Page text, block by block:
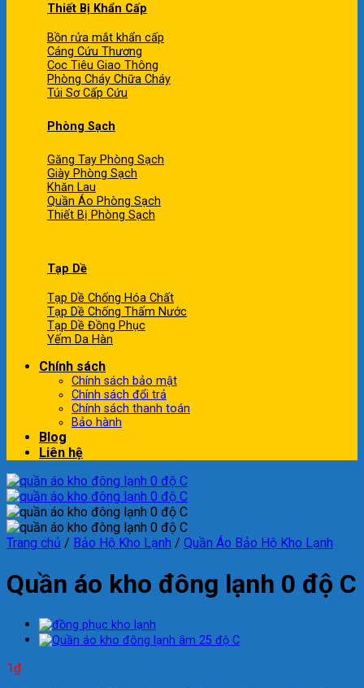
Thiết Bị Khẩn Cấp
Bồn rửa mắt khẩn cấp
Cáng Cứu Thương
Cọc Tiêu Giao Thông
Phòng Cháy Chữa Cháy
Túi Sơ Cấp Cứu
Phòng Sạch
Găng Tay Phòng Sạch
Giày Phòng Sạch
Khăn Lau
Quần Áo Phòng Sạch
Thiết Bị Phòng Sạch
Tạp Dề
Tạp Dề Chống Hóa Chất
Tạp Dề Chống Thấm Nước
Tạp Dề Đồng Phục
Yếm Da Hàn
Chính sách
Chính sách bảo mật
Chính sách đổi trả
Chính sách thanh toán
Bảo hành
Blog
Liên hệ
Trang chủ / Bảo Hộ Kho Lạnh / Quần Áo Bảo Hộ Kho Lạnh
Quần áo kho đông lạnh 0 độ C
1₫